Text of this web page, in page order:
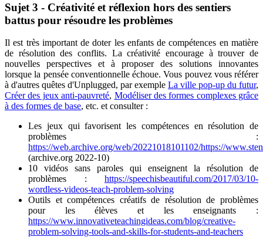
Sujet 3 - Créativité et réflexion hors des sentiers
battus pour résoudre les problèmes
Il est très important de doter les enfants de compétences en matière
de résolution des conflits. La créativité encourage à trouver de
nouvelles perspectives et à proposer des solutions innovantes
lorsque la pensée conventionnelle échoue. Vous pouvez vous référer
à d'autres quêtes d'Unplugged, par exemple La ville pop-up du futur,
Créer des jeux anti-pauvreté, Modéliser des formes complexes grâce
à des formes de base, etc. et consulter :
Les jeux qui favorisent les compétences en résolution de
problèmes :
https://web.archive.org/web/20221018101102/https://
(archive.org 2022-10)
10 vidéos sans paroles qui enseignent la résolution de
problèmes : https://speechisbeautiful.com/2017/03/10-
wordless-videos-teach-problem-solving
Outils et compétences créatifs de résolution de problèmes
pour les élèves et les enseignants :
https://www.innovativeteachingideas.com/blog/creative-
problem-solving-tools-and-skills-for-students-and-teachers